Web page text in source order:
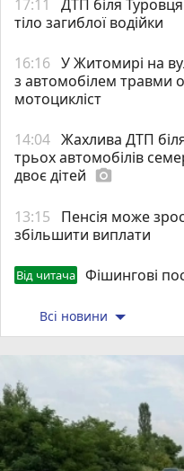
17:11
ДТП біля
тіло загиблої водійки
16:16 У Житомирі на
з автомобілем травми
мотоцикліст
14:04 Жахлива ДТП
трьох автомобілів
двоє дітей photo_camera
13:15
Пенсія може
збільшити виплати
Від читача Фішингові
Всі новини